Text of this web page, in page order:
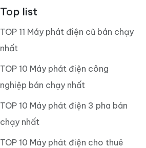
Top list
TOP 11 Máy phát điện cũ bán chạy
nhất
TOP 10 Máy phát điện công
nghiệp bán chạy nhất
TOP 10 Máy phát điện 3 pha bán
chạy nhất
TOP 10 Máy phát điện cho thuê